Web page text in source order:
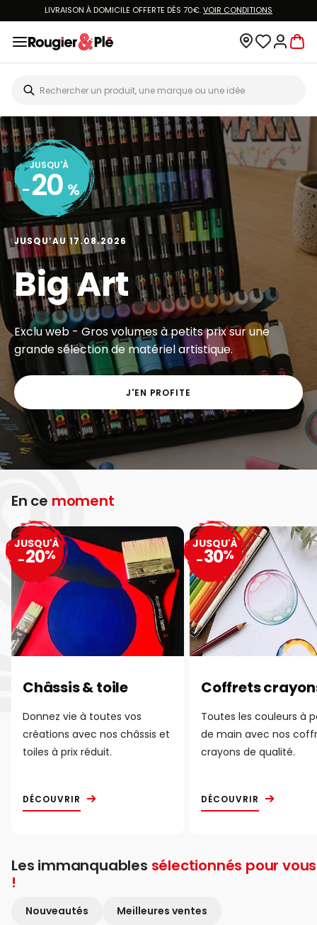
LIVRAISON À DOMICILE OFFERTE DÈS 70€.VOIR CONDITIONS
JUSQU'À
- 20 %
JUSQU’AU 17.08.2026
Big Art
Exclu web - Gros volumes à petits prix sur une
grande sélection de matériel artistique.
J'EN PROFITE
En ce moment
Châssis & toile
Donnez vie à toutes vos
créations avec nos châssis et
toiles à prix réduit.
DÉCOUVRIR
JUSQU'À
-20%
Coffrets
Toutes les couleurs à
de main avec nos
crayons de qualité.
DÉCOUVRIR
JUSQU'À
-30%
Les immanquables sélectionnés pour vous
!
Nouveautés Meilleures ventes